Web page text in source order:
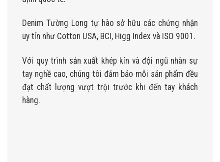
Denim Tường Long tự hào sở hữu các chứng nhận
uy tín như Cotton USA, BCI, Higg Index và ISO 9001.
Với quy trình sản xuất khép kín và đội ngũ nhân sự
tay nghề cao, chúng tôi đảm bảo mỗi sản phẩm đều
đạt chất lượng vượt trội trước khi đến tay khách
hàng.